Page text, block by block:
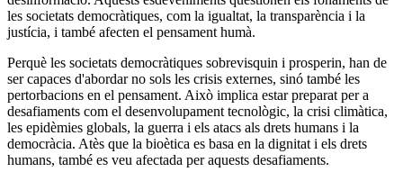
les societats democràtiques, com la igualtat, la transparència i la
justícia, i també afecten el pensament humà.
Perquè les societats democràtiques sobrevisquin i prosperin, han de
ser capaces d'abordar no sols les crisis externes, sinó també les
pertorbacions en el pensament. Això implica estar preparat per a
desafiaments com el desenvolupament tecnològic, la crisi climàtica,
les epidèmies globals, la guerra i els atacs als drets humans i la
democràcia. Atès que la bioètica es basa en la dignitat i els drets
humans, també es veu afectada per aquests desafiaments.